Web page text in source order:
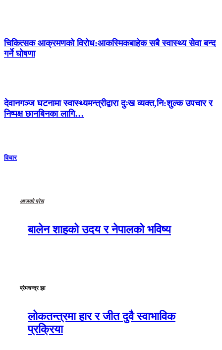
चिकित्सक आक्रमणको विरोध:आकस्मिकबाहेक सबै स्वास्थ्य सेवा बन्द
गर्ने घोषणा
देवानगञ्ज घटनामा स्वास्थ्यमन्त्रीद्वारा दुःख व्यक्त,नि:शुल्क उपचार र
निष्पक्ष छानबिनका लागि…
विचार
आजको प्रेस
बालेन शाहको उदय र नेपालको भविष्य
प्रेमचन्द्र झा
लोकतन्त्रमा हार र जीत दुवै स्वाभाविक
प्रक्रिया